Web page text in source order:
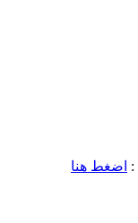
: اضغط هنا